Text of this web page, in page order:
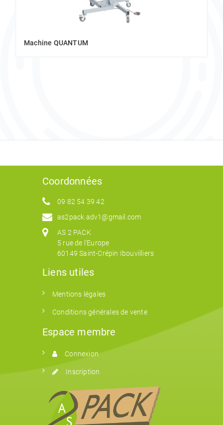
Machine QUANTUM
Coordonnées
09 82 54 39 42
as2pack.adv1@gmail.com
AS 2 PACK
5 rue de l'Europe
60149 Saint-Crépin Ibouvilliers
Liens utiles
Mentions légales
Conditions générales de vente
Espace membre
Connexion
Inscription